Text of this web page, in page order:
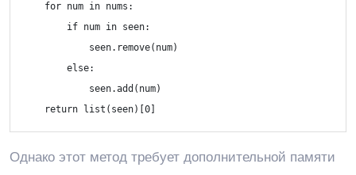
for num in nums:
if num in seen:
            seen.remove(
num)
else:
            seen.
add ( num)
return list(seen)[ 0
Однако этот метод требует дополнительной памяти